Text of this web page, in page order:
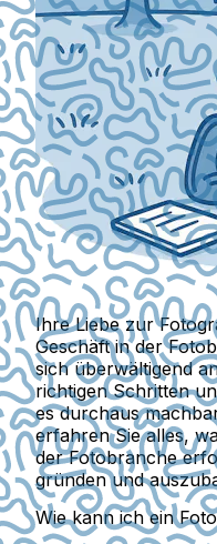
Ihre Liebe zur
Geschäft in der
sich überwältigend
richtigen Schritten
es durchaus
erfahren Sie alles,
der Fotobranche
gründen und
Wie kann ich ein